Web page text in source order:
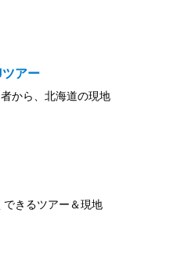
アー
から、北海道の現地
きるツアー＆現地